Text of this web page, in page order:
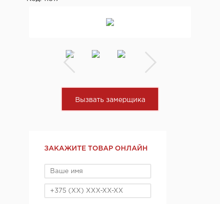
Вызвать замерщика
ЗАКАЖИТЕ ТОВАР ОНЛАЙН